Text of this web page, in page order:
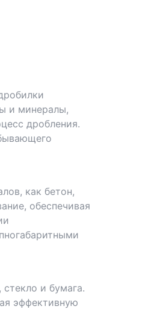
и минералы,
дробления.
как бетон,
обеспечивая
и бумага.
эффективную